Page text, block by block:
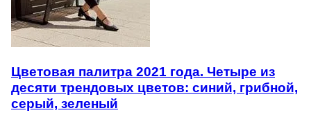
Цветовая палитра 2021 года. Четыре из
десяти трендовых цветов: синий, грибной,
серый, зеленый